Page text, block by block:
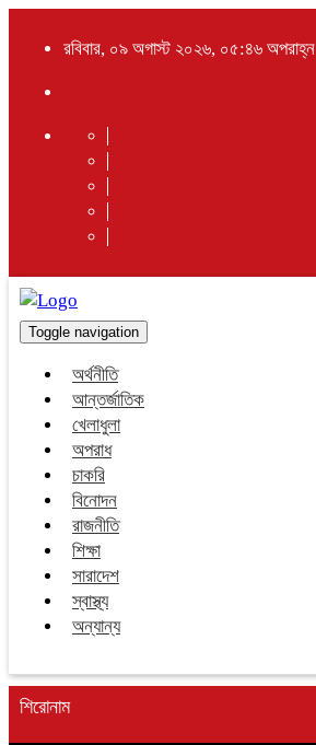
রবিবার, ০৯ অগাস্ট ২০২৬, ০৫:৪৬ অপরাহ্ন
Toggle navigation
অর্থনীতি
আন্তর্জাতিক
খেলাধুলা
অপরাধ
চাকরি
বিনোদন
রাজনীতি
শিক্ষা
সারাদেশ
স্বাস্থ্য
অন্যান্য
শিরোনাম